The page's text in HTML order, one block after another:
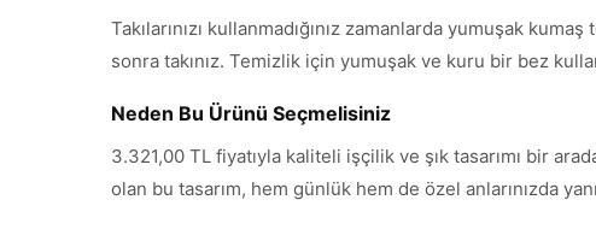
Takılarınızı kullanmadığınız zamanlarda yumuşak
sonra takınız. Temizlik için yumuşak ve kuru bir bez
Neden Bu Ürünü Seçmelisiniz
3.321,00 TL fiyatıyla kaliteli işçilik ve şık tasarımı bir
olan bu tasarım, hem günlük hem de özel anlarınızda